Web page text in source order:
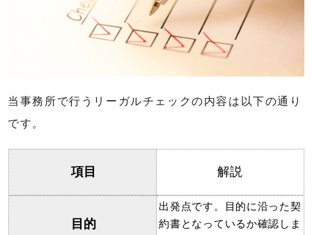
当事務所で行うリーガルチェックの内容は以下の通り
です。
項目 解説
目的
出発点です。目的に沿った契
約書となっているか確認しま